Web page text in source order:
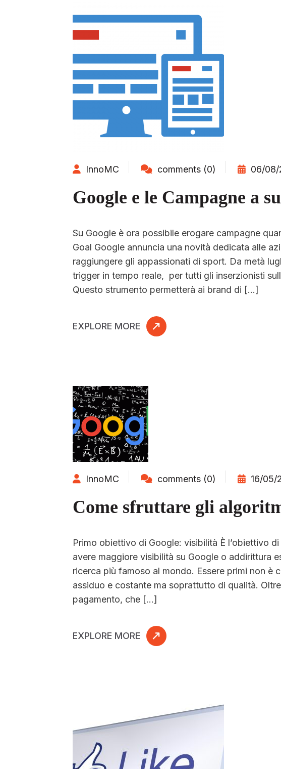
InnoMC comments (0) 06/08/
Google e le Campagne a
Su Google è ora possibile erogare campagne
Goal Google annuncia una novità dedicata alle
raggiungere gli appassionati di sport. Da metà
trigger in tempo reale, per tutti gli inserzionisti
Questo strumento permetterà ai brand di […]
EXPLORE MORE
InnoMC comments (0) 16/05/
Come sfruttare gli
Primo obiettivo di Google: visibilità È l’obiettivo
avere maggiore visibilità su Google o addirittura
ricerca più famoso al mondo. Essere primi non è
assiduo e costante ma soprattutto di qualità.
pagamento, che […]
EXPLORE MORE